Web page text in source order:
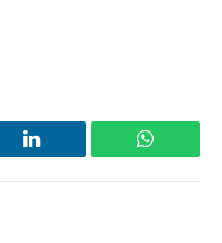
LinkedIn